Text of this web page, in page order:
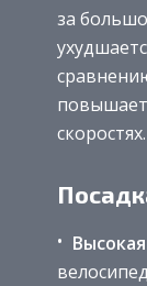
за
скоростях.